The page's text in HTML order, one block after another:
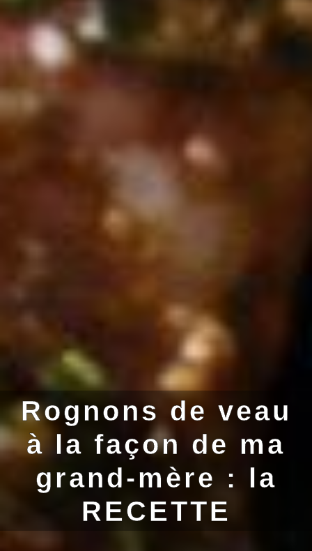
Rognons de veau
à la façon de ma
grand-mère : la
RECETTE